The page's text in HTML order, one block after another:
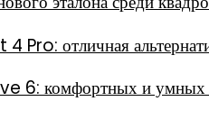
Pro: отличная
комфортных и умных